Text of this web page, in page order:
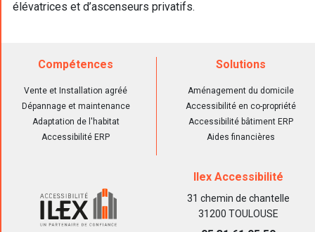
élévatrices et d’ascenseurs privatifs.
Compétences
Vente et Installation agréé
Dépannage et maintenance
Adaptation de l'habitat
Accessibilité ERP
Solutions
Aménagement du domicile
Accessibilité en co-propriété
Accessibilité bâtiment ERP
Aides financières
Ilex Accessibilité
31 chemin de chantelle
31200 TOULOUSE